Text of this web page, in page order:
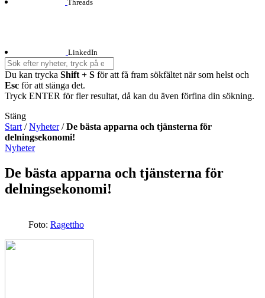
Threads
LinkedIn
Du kan trycka Shift + S för att få fram sökfältet när som helst och
Esc för att stänga det.
Tryck ENTER för fler resultat, då kan du även förfina din sökning.
Stäng
Start /Nyheter/De bästa apparna och tjänsterna för
delningsekonomi!
Nyheter
De bästa apparna och tjänsterna för
delningsekonomi!
Foto: Ragettho